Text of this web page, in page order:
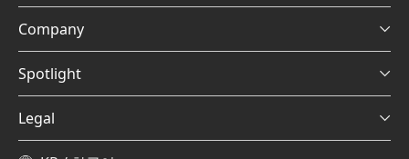
Company
Spotlight
Legal